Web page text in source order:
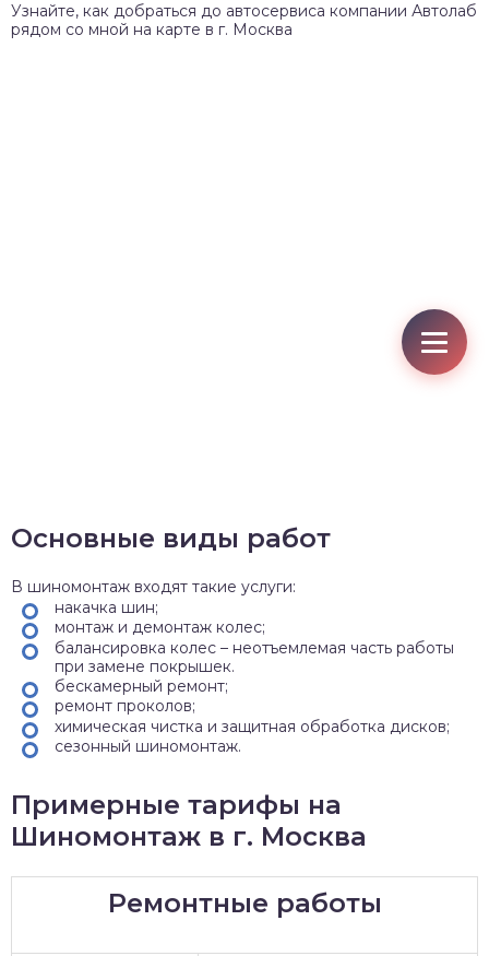
Узнайте, как добраться до автосервиса компании Автолаб
рядом со мной на карте в г. Москва
Основные виды работ
В шиномонтаж входят такие услуги:
накачка шин;
монтаж и демонтаж колес;
балансировка колес – неотъемлемая часть работы
при замене покрышек.
бескамерный ремонт;
ремонт проколов;
химическая чистка и защитная обработка дисков;
сезонный шиномонтаж.
Примерные тарифы на
Шиномонтаж в г. Москва
Ремонтные работы